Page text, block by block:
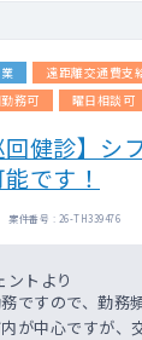
遠距離交通費支
務可 曜日相談可
回健診】シ
です！
案件番号 : 26-TH339476
ントより
ですので、勤務
が中心ですが、